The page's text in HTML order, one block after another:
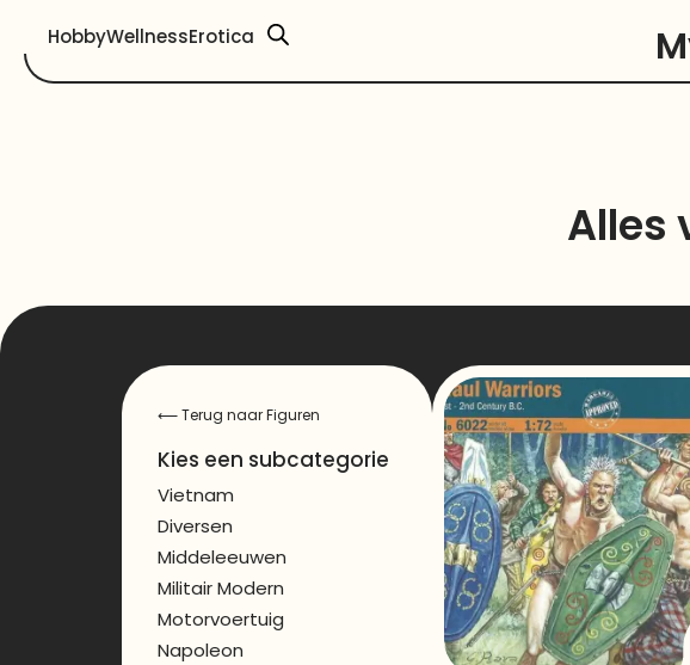
HobbyWellnessErotica
Alles
⟵Terug naar Figuren
Kies een subcategorie
Vietnam
Diversen
Middeleeuwen
Militair Modern
Motorvoertuig
Napoleon